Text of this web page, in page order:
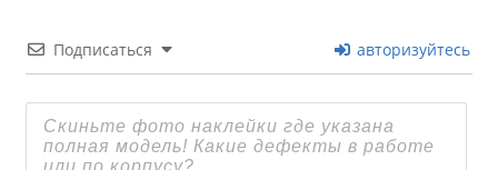
Подписаться авторизуйтесь